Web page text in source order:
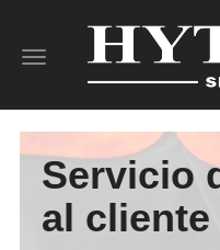
Toggle
Servicio
al cliente